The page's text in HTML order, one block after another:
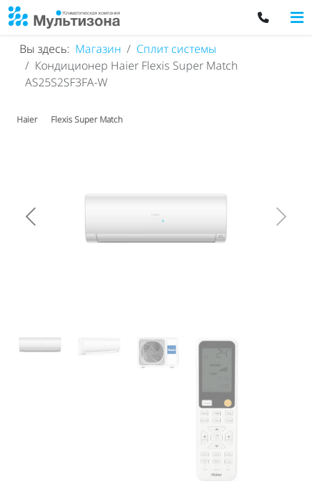
Вы здесь: Магазин
Сплит системы
Кондиционер Haier Flexis Super Match
AS25S2SF3FA-W
Haier Flexis Super Match